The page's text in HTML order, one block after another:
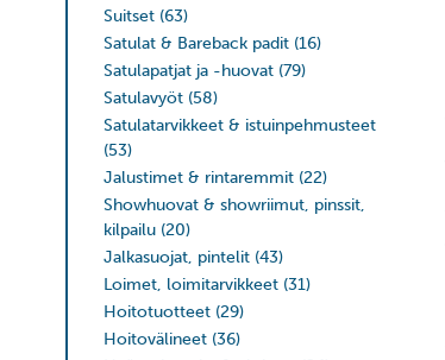
Suitset (63)
Satulat & Bareback padit (16)
Satulapatjat ja -huovat (79)
Satulavyöt (58)
Satulatarvikkeet & istuinpehmusteet
(53)
Jalustimet & rintaremmit (22)
Showhuovat & showriimut, pinssit,
kilpailu (20)
Jalkasuojat, pintelit (43)
Loimet, loimitarvikkeet (31)
Hoitotuotteet (29)
Hoitovälineet (36)